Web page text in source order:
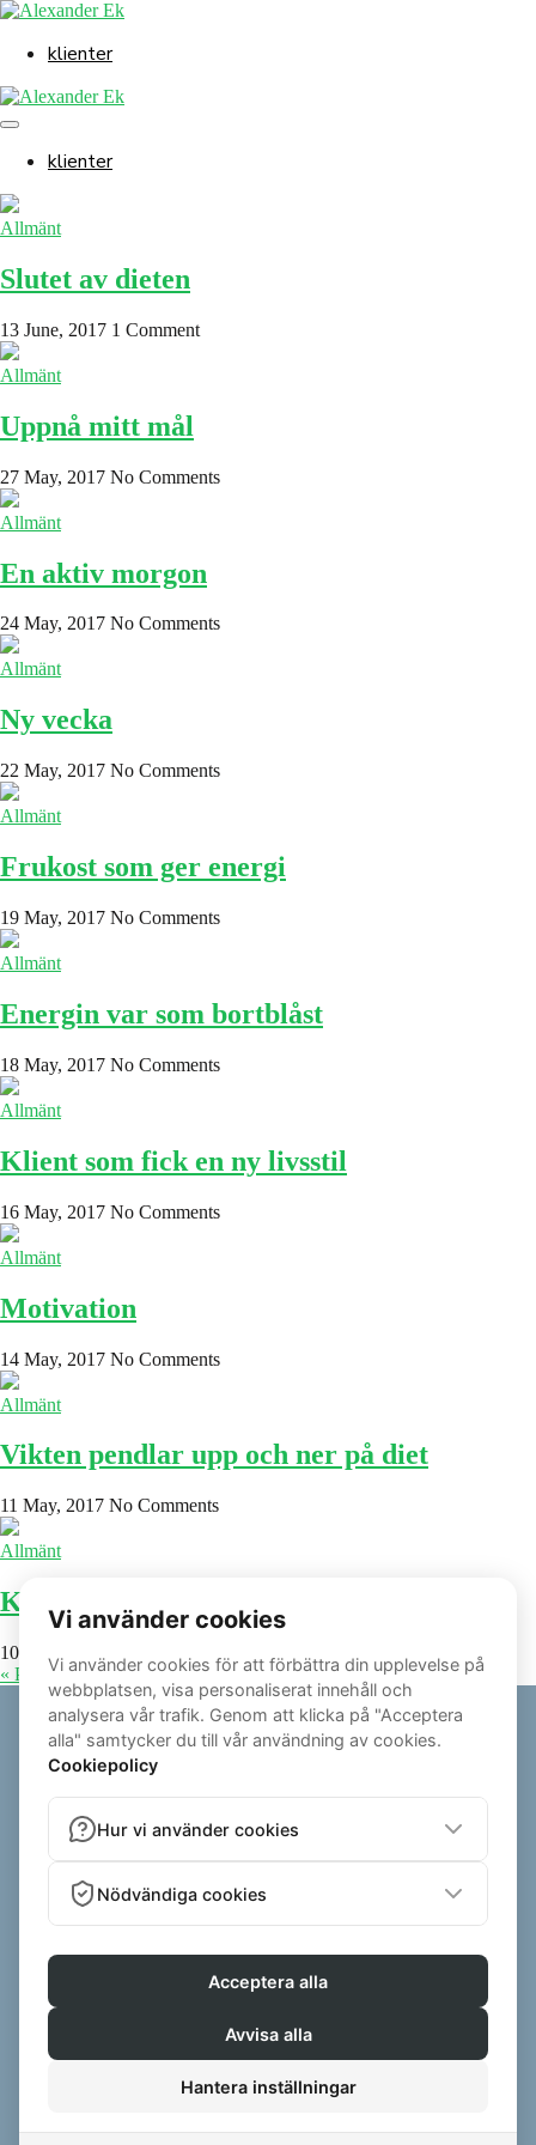
Skip
contentklienter
Menu
Toggleklienter
Allmänt
Slutet av dieten
13 June, 2017 1 Comment
Allmänt
Uppnå mitt mål
27 May, 2017 No Comments
Allmänt
En aktiv morgon
24 May, 2017 No Comments
Allmänt
Ny vecka
22 May, 2017 No Comments
Allmänt
Frukost som ger energi
19 May, 2017 No Comments
Allmänt
Energin var som bortblåst
18 May, 2017 No Comments
Allmänt
Klient som fick en ny livsstil
16 May, 2017 No Comments
Allmänt
Motivation
14 May, 2017 No Comments
Allmänt
Vikten pendlar upp och ner på diet
11 May, 2017 No Comments
Allmänt
Klient resultat
10 May, 2017
« Previous 1 2 3 4 5 Next »
© 2026 - ALEXANDEREK.SE | ALL RIGHTS RESERVED
POWERED BY ZENFIT - PERSONAL TRAINER SOFTWARE
PRIVACY
ALEXANDER EK AB , BERG 11, 432 92 VARBERG, SVERIGE ,
ALEXANDER.EK@LIVE.SE , BID:559254-2137
VI KAN SAMLA IN RECENSIONER VIA OBEROENDE PLATTFORMAR (T.EX.
TRUSTPILOT ELLER SIMPLY REVIEW). I SÅDANA FALL SKICKAS
AUTOMATISKA INBJUDNINGAR UT TILL KONSUMENTER EFTER ETT
ANVÄNDER SINA EGNA INTERNA KONTROLLSYSTEM FÖR ATT SÄKERSTÄLLA
RECENSIONERNAS ÄKTHET. VI KAN OCKSÅ VISA SKRIFTLIGA OMDÖMEN SOM
SKICKATS DIREKT TILL OSS VIA T.EX. E-POST, SOCIALA MEDIER ELLER DM.
FÖR DESSA OMDÖMEN GÖR VI SJÄLVA EN MANUELL KONTROLL INNAN DE
PUBLICERAS FÖR ATT SÄKERSTÄLLA ATT DE KOMMER FRÅN FAKTISKA
INBJUDAN ANVÄNDER DEN OBEROENDE PLATTFORMEN INTERNA